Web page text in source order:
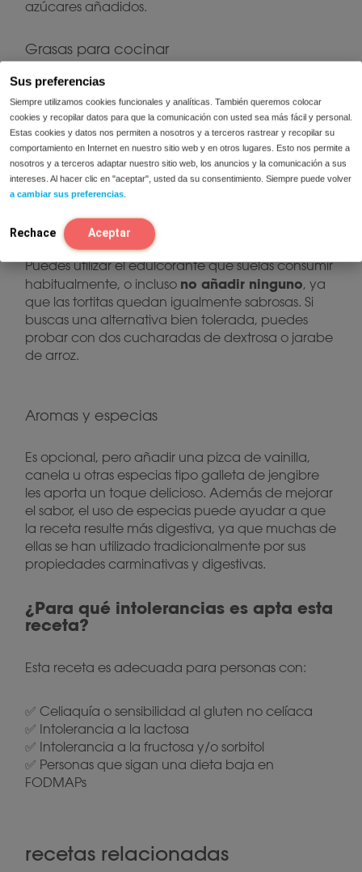
Sus preferencias
Siempre utilizamos cookies funcionales y analíticas. También queremos colocar
cookies y recopilar datos para que la comunicación con usted sea más fácil y personal.
Estas cookies y datos nos permiten a nosotros y a terceros rastrear y recopilar su
comportamiento en Internet en nuestro sitio web y en otros lugares. Esto nos permite a
nosotros y a terceros adaptar nuestro sitio web, los anuncios y la comunicación a sus
intereses. Al hacer clic en "aceptar", usted da su consentimiento. Siempre puede volver
a cambiar sus preferencias.
Rechace Aceptar
azúcares añadidos.
Grasas para cocinar
Para evitar que las tortitas se peguen, engrasa
ligeramente la sartén. Puedes hacerlo con: aceite
de oliva suave, aceite de girasol o una pequeña
cantidad demantequilla sin lactosa. Lo ideal es
pincelar la superficie, evitando excesos de
grasa.
Edulcorante
Puedes utilizar el edulcorante que suelas consumir
habitualmente, o incluso no añadir ninguno, ya
que las tortitas quedan igualmente sabrosas. Si
buscas una alternativa bien tolerada, puedes
probar con dos cucharadas de dextrosa o jarabe
de arroz.
Aromas y especias
Es opcional, pero añadir una pizca de vainilla,
canela u otras especias tipo galleta de jengibre
les aporta un toque delicioso. Además de mejorar
el sabor, el uso de especias puede ayudar a que
la receta resulte más digestiva, ya que muchas de
ellas se han utilizado tradicionalmente por sus
propiedades carminativas y digestivas.
¿Para qué intolerancias es apta esta
receta?
Esta receta es adecuada para personas con:
✅ Celiaquía o sensibilidad al gluten no celíaca
✅ Intolerancia a la lactosa
✅ Intolerancia a la fructosa y/o sorbitol
✅ Personas que sigan una dieta baja en
FODMAPs
recetas relacionadas